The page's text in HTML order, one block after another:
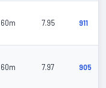
60m 7.95 911
60m 7.97 905